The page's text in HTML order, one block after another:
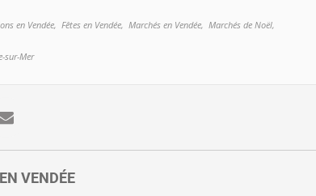
en Vendée, Fêtes en Vendée, Marchés en Vendée, Marchés de Noël,
sur-Mer
VENDÉE